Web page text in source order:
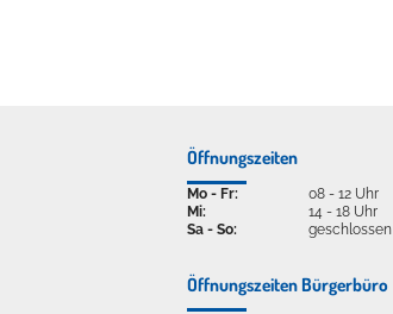
Öffnungszeiten
Mo - Fr:
Mi:
Sa - So:
08 - 12 Uhr
14 - 18 Uhr
geschlossen
Öffnungszeiten Bürgerbüro